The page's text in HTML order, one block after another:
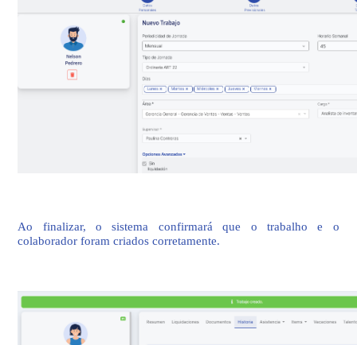
Ao finalizar, o sistema confirmará que o trabalho e o
colaborador foram criados corretamente.